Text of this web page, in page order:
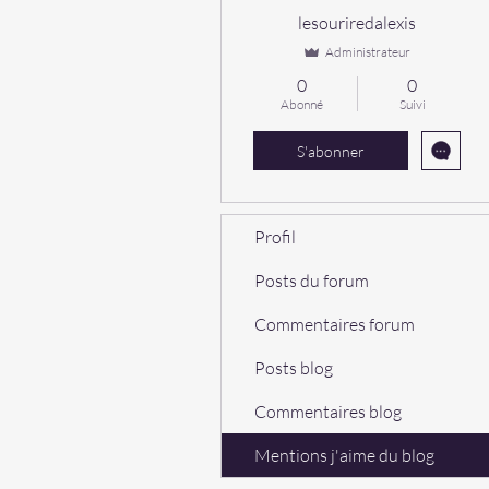
lesouriredalexis
Administrateur
0
Abonné
0
Suivi
S'abonner
Profil
Posts du forum
Commentaires forum
Posts blog
Commentaires blog
Mentions j'aime du blog